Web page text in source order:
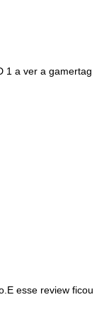
1 a ver a gamertag
esse review ficou